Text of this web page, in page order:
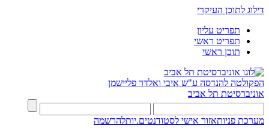
דילוג לתוכן העיקרי
תפריט עליון
תפריט ראשי
תוכן ראשי
הפקולטה להנדסה ע"ש איבי ואלדר פליישמן
אוניברסיטת תל אביב
מערכת פניותאזור אישי לסטודנטים.יותלהרשמה